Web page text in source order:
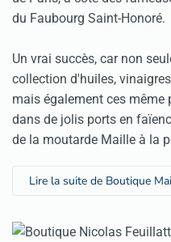
du Faubourg Saint-Honoré.
Un vrai succès, car non
collection d'huiles,
mais également ces
dans de jolis ports en
de la moutarde Maille à la
Lire la suite de Boutique